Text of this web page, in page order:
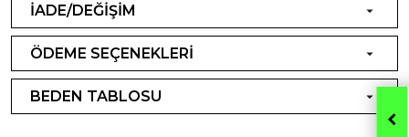
İADE/DEĞİŞİM
ÖDEME SEÇENEKLERİ
BEDEN TABLOSU